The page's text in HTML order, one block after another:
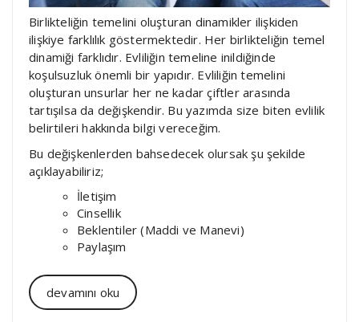
Birlikteliğin temelini oluşturan dinamikler ilişkiden
ilişkiye farklılık göstermektedir. Her birlikteliğin temel
dinamiği farklıdır. Evliliğin temeline inildiğinde
koşulsuzluk önemli bir yapıdır. Evliliğin temelini
oluşturan unsurlar her ne kadar çiftler arasında
tartışılsa da değişkendir. Bu yazımda size biten evlilik
belirtileri hakkında bilgi vereceğim.
Bu değişkenlerden bahsedecek olursak şu şekilde
açıklayabiliriz;
İletişim
Cinsellik
Beklentiler (Maddi ve Manevi)
Paylaşım
devamını oku